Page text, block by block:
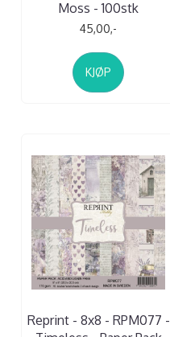
Moss - 100stk
45,00,-
KJØP
Reprint - 8x8 - RPM077 -